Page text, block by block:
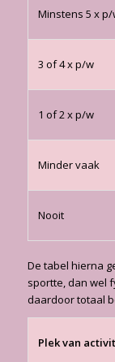
Minstens 5 x p/
3 of 4 x p/w
1 of 2 x p/w
Minder vaak
Nooit
De tabel hierna
sportte, dan wel
daardoor totaal
Plek van